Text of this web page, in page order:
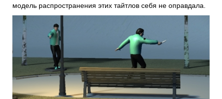
модель распространения этих тайтлов себя не оправдала.